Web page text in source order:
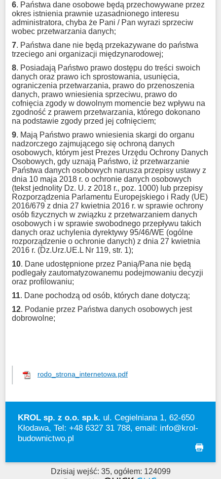
6. Państwa dane osobowe będą przechowywane przez
okres istnienia prawnie uzasadnionego interesu
administratora, chyba że Pani / Pan wyrazi sprzeciw
wobec przetwarzania danych;
7. Państwa dane nie będą przekazywane do państwa
trzeciego ani organizacji międzynarodowej;
8. Posiadają Państwo prawo dostępu do treści swoich
danych oraz prawo ich sprostowania, usunięcia,
ograniczenia przetwarzania, prawo do przenoszenia
danych, prawo wniesienia sprzeciwu, prawo do
cofnięcia zgody w dowolnym momencie bez wpływu na
zgodność z prawem przetwarzania, którego dokonano
na podstawie zgody przed jej cofnięciem;
9. Mają Państwo prawo wniesienia skargi do organu
nadzorczego zajmującego się ochroną danych
osobowych, którym jest Prezes Urzędu Ochrony Danych
Osobowych, gdy uznają Państwo, iż przetwarzanie
Państwa danych osobowych narusza przepisy ustawy z
dnia 10 maja 2018 r. o ochronie danych osobowych
(tekst jednolity Dz. U. z 2018 r., poz. 1000) lub przepisy
Rozporządzenia Parlamentu Europejskiego i Rady (UE)
2016/679 z dnia 27 kwietnia 2016 r. w sprawie ochrony
osób fizycznych w związku z przetwarzaniem danych
osobowych i w sprawie swobodnego przepływu takich
danych oraz uchylenia dyrektywy 95/46/WE (ogólne
rozporządzenie o ochronie danych) z dnia 27 kwietnia
2016 r. (Dz.Urz.UE.L Nr 119, str. 1);
10. Dane udostępnione przez Panią/Pana nie będą
podlegały zautomatyzowanemu podejmowaniu decyzji
oraz profilowaniu;
11. Dane pochodzą od osób, których dane dotyczą;
12. Podanie przez Państwa danych osobowych jest
dobrowolne;
rodo_strona_internetowa.pdf
KROL sp. z o.o. sp.k. ul. Cegielniana 1, 62-650
Kłodawa, Tel: +48 6327 31 788, email: info@krol-
budownictwo.pl
drukuj
Dzisiaj wejść: 35, ogółem: 124099